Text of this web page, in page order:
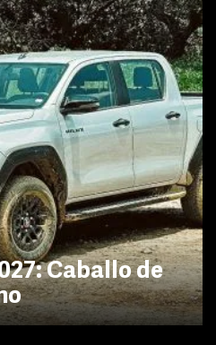
Caballo de